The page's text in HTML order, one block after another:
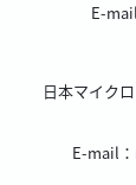
E-
日本マイク
E-mail：